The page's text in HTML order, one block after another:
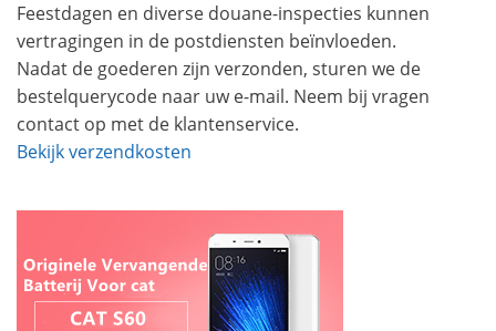
Feestdagen en diverse douane-inspecties kunnen
vertragingen in de postdiensten beïnvloeden.
Nadat de goederen zijn verzonden, sturen we de
bestelquerycode naar uw e-mail. Neem bij vragen
contact op met de klantenservice.
Bekijk verzendkosten